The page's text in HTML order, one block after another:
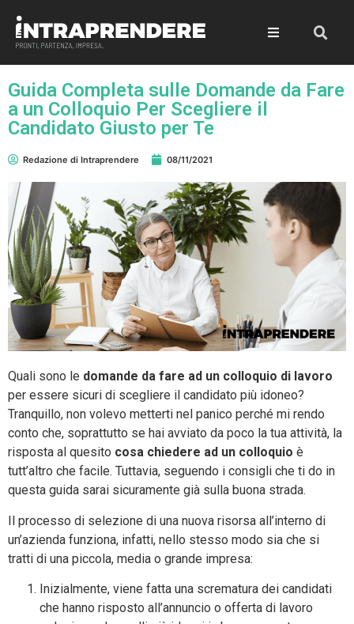
Guida Completa sulle Domande da Fare
a un Colloquio Per Scegliere il
Candidato Giusto per Te
Redazione di Intraprendere 08/11/2021
Quali sono le domande da fare ad un colloquio di lavoro
per essere sicuri di scegliere il candidato più idoneo?
Tranquillo, non volevo metterti nel panico perché mi rendo
conto che, soprattutto se hai avviato da poco la tua attività, la
risposta al quesito cosa chiedere ad un colloquio è
tutt’altro che facile. Tuttavia, seguendo i consigli che ti do in
questa guida sarai sicuramente già sulla buona strada.
Il processo di selezione di una nuova risorsa all’interno di
un’azienda funziona, infatti, nello stesso modo sia che si
tratti di una piccola, media o grande impresa:
Inizialmente, viene fatta una scrematura dei candidati
che hanno risposto all’annuncio o offerta di lavoro